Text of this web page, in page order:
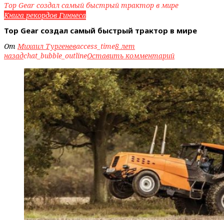
Top Gear создал самый быстрый трактор в мире
Книга рекордов Гиннеса
Top Gear создал самый быстрый трактор в мире
ОтМихаил Тургеневaccess_time8 лет
назадchat_bubble_outlineОставить комментарий